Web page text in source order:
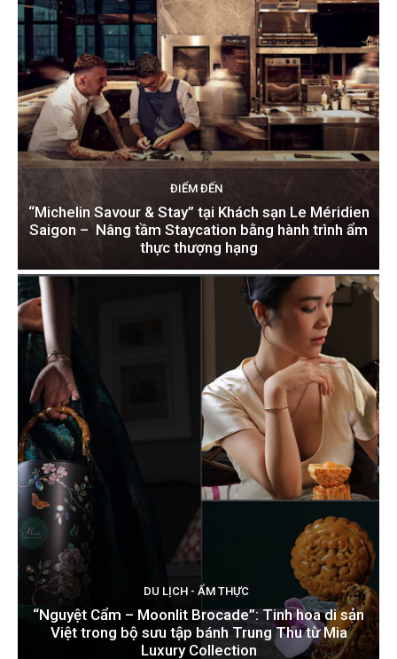
ĐIỂM ĐẾN
“Michelin Savour & Stay” tại Khách sạn Le Méridien
Saigon – Nâng tầm Staycation bằng hành trình ẩm
thực thượng hạng
DU LỊCH - ẨM THỰC
“Nguyệt Cẩm – Moonlit Brocade”: Tinh hoa di sản
Việt trong bộ sưu tập bánh Trung Thu từ Mia
Luxury Collection